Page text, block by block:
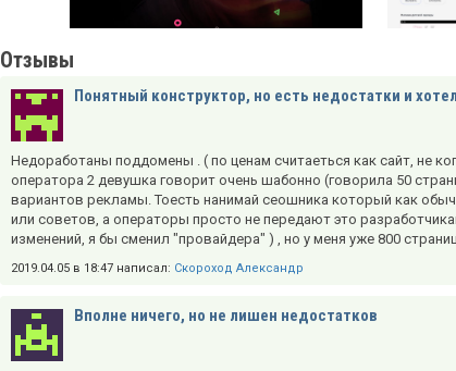
Отзывы
Понятный конструктор, но есть недостатки и
Недоработаны поддомены . ( по ценам считаеться как сайт, не
оператора 2 девушка говорит очень шабонно (говорила 50
вариантов рекламы. Тоесть нанимай сеошника который как
или советов, а операторы просто не передают это
изменений, я бы сменил "провайдера" ) , но у меня уже 800
2019.04.05 в 18:47 написал: Скороход Александр
Вполне ничего, но не лишен недостатков